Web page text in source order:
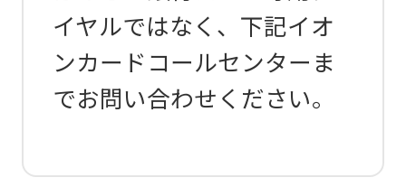
イヤルではなく、下記イオ
ンカードコールセンターま
でお問い合わせください。